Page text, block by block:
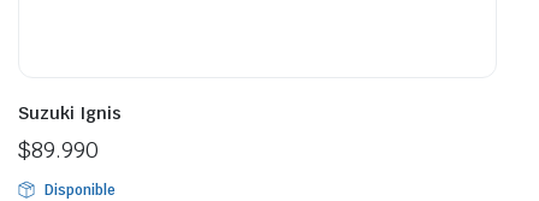
Suzuki Ignis
$89.990
Disponible